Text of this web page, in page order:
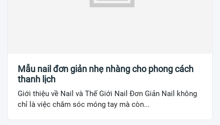
Mẫu nail đơn giản nhẹ nhàng cho phong cách
thanh lịch
Giới thiệu về Nail và Thế Giới Nail Đơn Giản Nail không
chỉ là việc chăm sóc móng tay mà còn...